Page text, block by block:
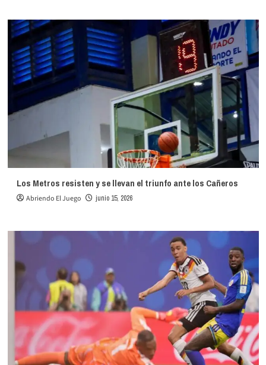
Los Metros resisten y se llevan el triunfo ante los Cañeros
Abriendo El Juego junio 15, 2026